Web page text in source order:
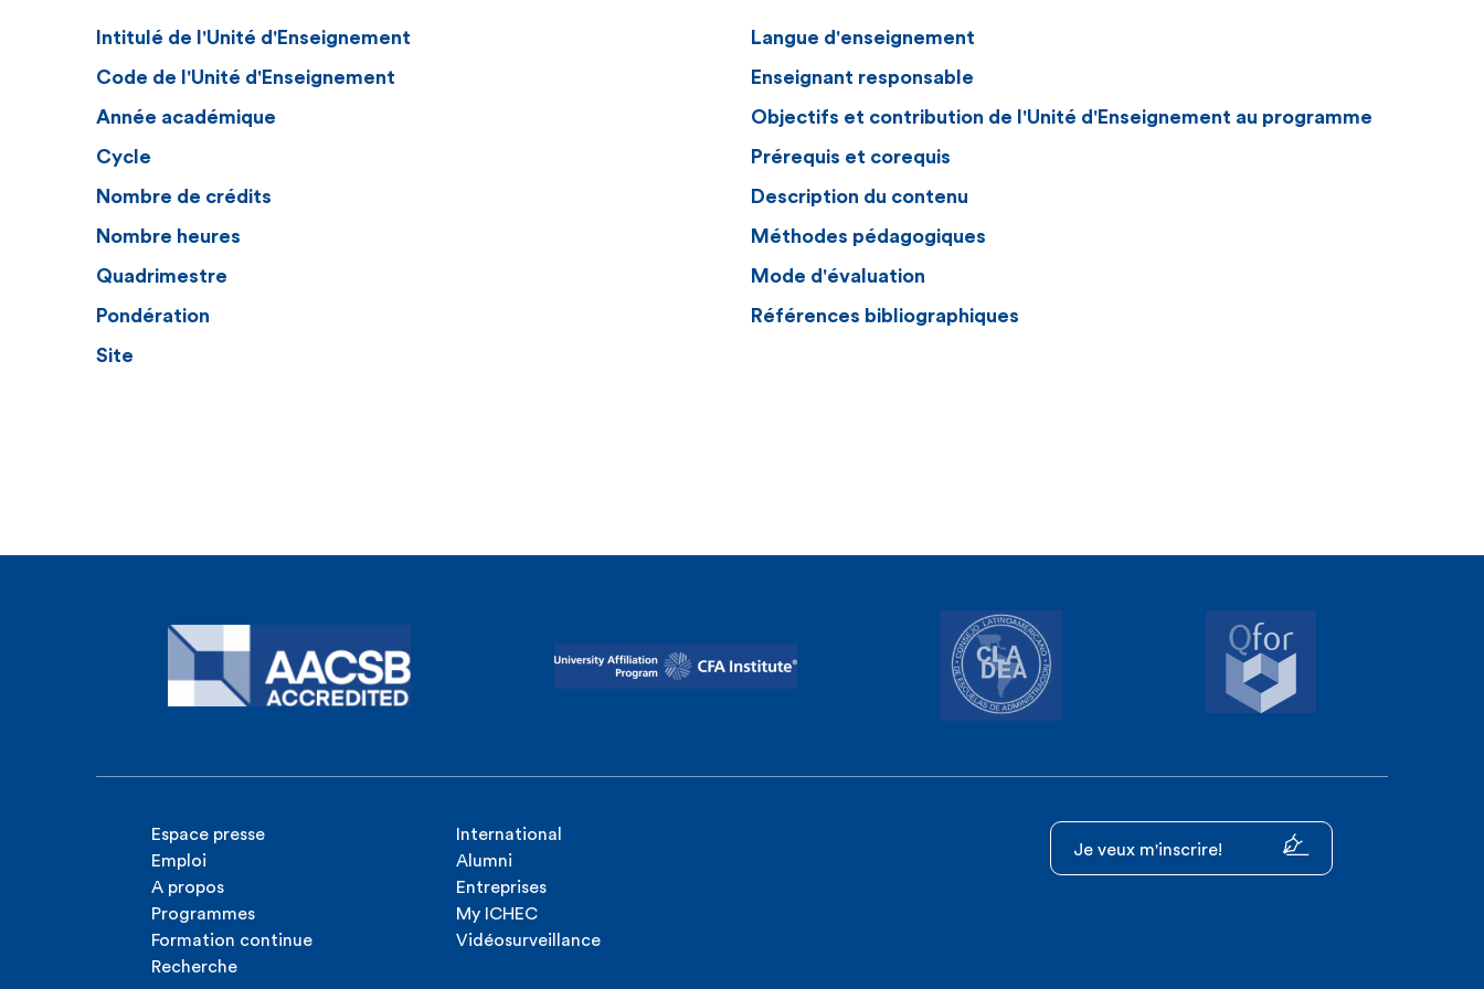
Intitulé de l'Unité d'Enseignement
Code de l'Unité d'Enseignement
Année académique
Cycle
Nombre de crédits
Nombre heures
Quadrimestre
Pondération
Site
Langue d'enseignement
Enseignant responsable
Objectifs et contribution de l'Unité d'Enseignement au programme
Prérequis et corequis
Description du contenu
Méthodes pédagogiques
Mode d'évaluation
Références bibliographiques
Espace presse
Emploi
A propos
Programmes
Formation continue
Recherche
International
Alumni
Entreprises
My ICHEC
Vidéosurveillance
Je veux m'inscrire!